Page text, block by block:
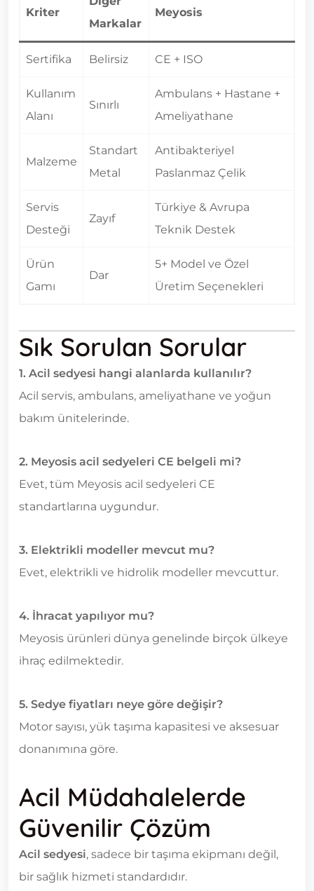
Kriter
Markalar
Meyosis
Sertifika Belirsiz CE + ISO
Kullanım
Alanı
Sınırlı
Ambulans + Hastane +
Ameliyathane
Malzeme
Standart
Metal
Antibakteriyel
Paslanmaz Çelik
Servis
Desteği
Zayıf
Türkiye & Avrupa
Teknik Destek
Ürün
Gamı
Dar
5+ Model ve Özel
Üretim Seçenekleri
Sık Sorulan Sorular
1. Acil sedyesi hangi alanlarda kullanılır?
Acil servis, ambulans, ameliyathane ve yoğun
bakım ünitelerinde.
2. Meyosis acil sedyeleri CE belgeli mi?
Evet, tüm Meyosis acil sedyeleri CE
standartlarına uygundur.
3. Elektrikli modeller mevcut mu?
Evet, elektrikli ve hidrolik modeller mevcuttur.
4. İhracat yapılıyor mu?
Meyosis ürünleri dünya genelinde birçok ülkeye
ihraç edilmektedir.
5. Sedye fiyatları neye göre değişir?
Motor sayısı, yük taşıma kapasitesi ve aksesuar
donanımına göre.
Acil Müdahalelerde
Güvenilir Çözüm
Acil sedyesi, sadece bir taşıma ekipmanı değil,
bir sağlık hizmeti standardıdır.